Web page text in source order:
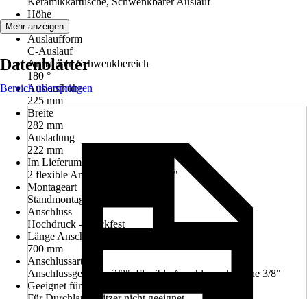
Höhe
451 mm
Auslaufform
C-Auslauf
Armaturen Schwenkbereich
180 °
Auslaufhöhe
225 mm
Breite
282 mm
Ausladung
222 mm
Im Lieferumfang enthalten
2 flexible Anschlussschläuche 3/8"
Montageart
Standmontage
Anschluss
Hochdruck - druckfest
Länge Anschlussschlauch
700 mm
Anschlussart
Anschlussgewinde 3/8", Flexible Anschlussschläuche 3/8"
Geeignet für
Mehr anzeigen
Datenblätter
Bereich überspringen